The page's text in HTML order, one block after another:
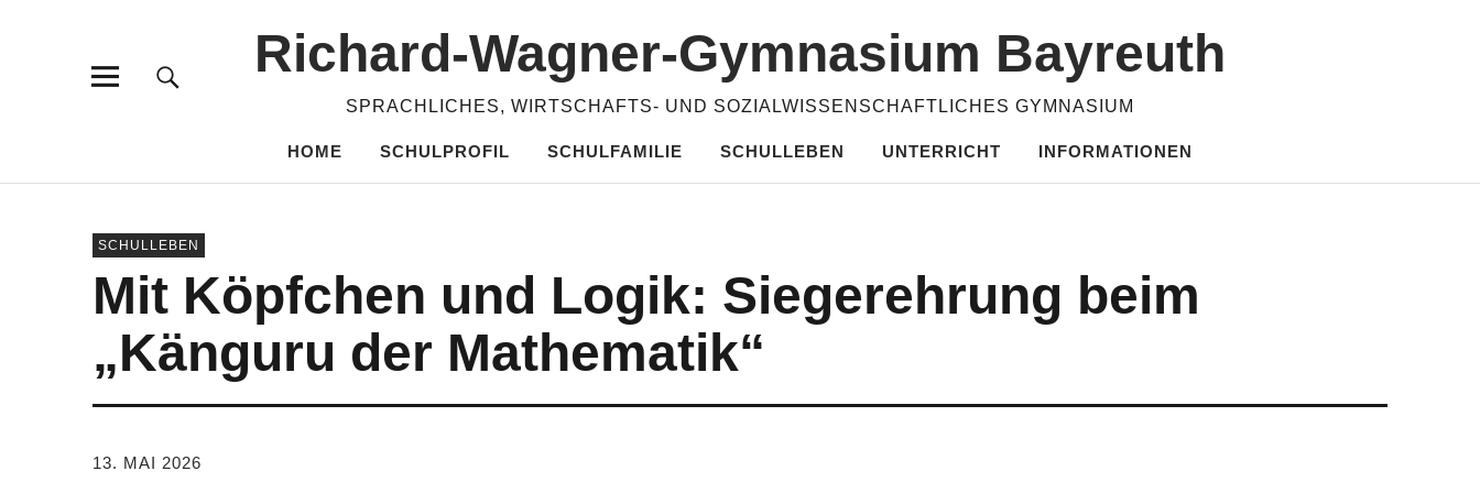
Richard-​​Wagner-​​Gymnasium Bayreuth
SPRACHLICHES, WIRTSCHAFTS- UND SOZIALWISSENSCHAFTLICHES GYMNASIUM
HOME SCHULPROFIL SCHULFAMILIE SCHULLEBEN UNTERRICHT INFORMATIONEN
SCHULLEBEN
Mit Köpfchen und Logik: Siegerehrung beim
„Känguru der Mathematik“
13. MAI 2026